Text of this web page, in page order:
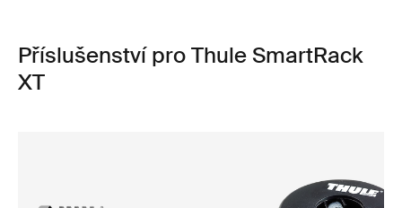
Příslušenství pro Thule SmartRack
XT